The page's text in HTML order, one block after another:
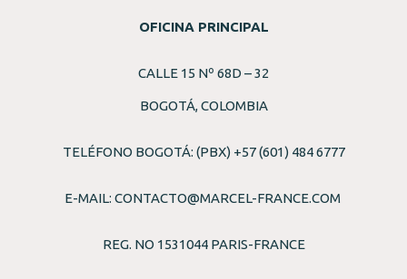
OFICINA PRINCIPAL
CALLE 15 Nº 68D – 32
BOGOTÁ, COLOMBIA
TELÉFONO BOGOTÁ: (PBX) +57 (601) 484 6777
E-MAIL: CONTACTO@MARCEL-FRANCE.COM
REG. NO 1531044 PARIS-FRANCE